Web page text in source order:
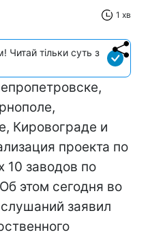
1 хв
Читай тільки суть з
Кировограде и
проекта по
10 заводов по
этом сегодня во
заявил